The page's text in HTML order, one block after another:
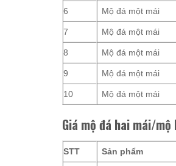
6 Mộ đá một mái
7 Mộ đá một mái
8 Mộ đá một mái
9 Mộ đá một mái
10 Mộ đá một mái
Giá mộ đá hai mái/
STT Sản phẩm